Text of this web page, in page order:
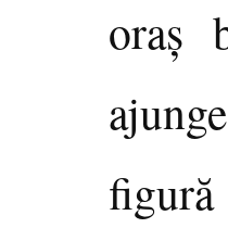
oraş